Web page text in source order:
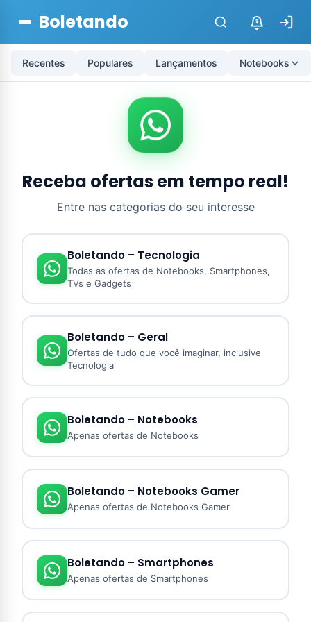
Boletando $
Recentes Populares Lançamentos Notebooks
Receba ofertas em tempo real!
Entre nas categorias do seu interesse
Boletando – Tecnologia
Todas as ofertas de Notebooks, Smartphones,
TVs e Gadgets
Boletando – Geral
Ofertas de tudo que você imaginar, inclusive
Tecnologia
Boletando – Notebooks
Apenas ofertas de Notebooks
Boletando – Notebooks Gamer
Apenas ofertas de Notebooks Gamer
Boletando – Smartphones
Apenas ofertas de Smartphones